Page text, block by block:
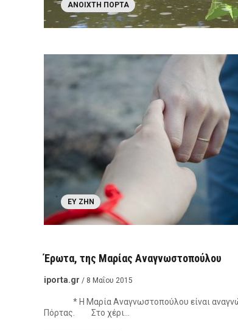
ΑΝΟΙΧΤΉ ΠΌΡΤΑ
ΕΥ ΖΗΝ
Έρωτα, της Μαρίας Αναγνωστοπούλου
iporta.gr / 8 Μαΐου 2015
* Η Μαρία Αναγνωστοπούλου είναι
Πόρτας. Στο χέρι…